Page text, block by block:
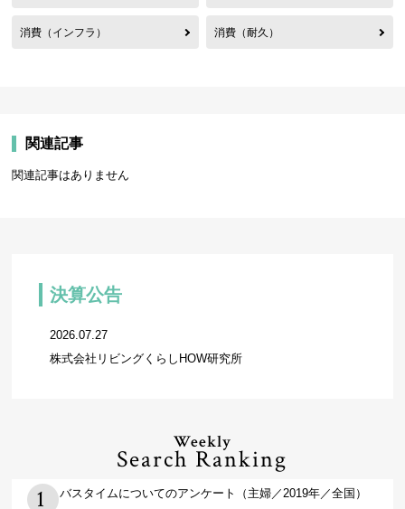
消費（インフラ） 消費（耐久）
関連記事
関連記事はありません
決算公告
2026.07.27
株式会社リビングくらしHOW研究所
Weekly
Search Ranking
バスタイムについてのアンケート（主婦／2019年／全国）